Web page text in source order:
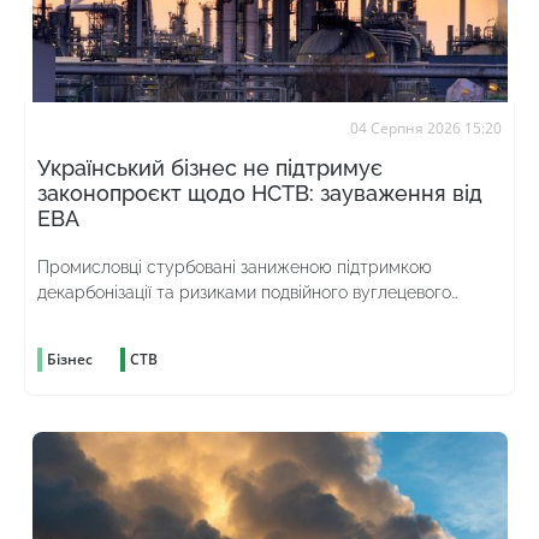
04 Серпня 2026 15:20
Український бізнес не підтримує
законопроєкт щодо НСТВ: зауваження від
ЕВА
Промисловці стурбовані заниженою підтримкою
декарбонізації та ризиками подвійного вуглецевого
Бізнес СТВ